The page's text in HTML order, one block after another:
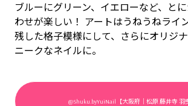
ブルーにグリーン、イエローなど、と
わせが楽しい！ アートはうねうねライ
残した格子模様にして、さらにオリジ
ニークなネイルに。
@Shuku.byYuiNail【大阪府｜松原 藤井寺 羽